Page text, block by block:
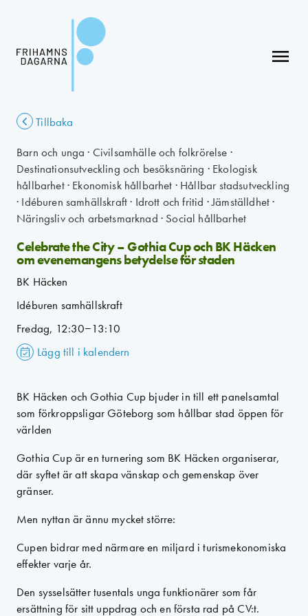
menu
Tillbaka
Barn och unga · Civilsamhälle och folkrörelse ·
Destinationsutveckling och besöksnäring · Ekologisk
hållbarhet· Ekonomisk hållbarhet · Hållbar stadsutveckling
· Idéburen samhällskraft· Idrott och fritid ·Jämställdhet·
Näringsliv och arbetsmarknad · Social hållbarhet
Celebrate the City – Gothia Cup och BK Häcken
om evenemangens betydelse för staden
BK Häcken
Idéburen samhällskraft
Fredag, 12:30–13:10
Lägg till i kalendern
BK Häcken och Gothia Cup bjuder in till ett panelsamtal
som förkroppsligar Göteborg som hållbar stad öppen för
världen
Gothia Cup är en turnering som BK Häcken organiserar,
där syftet är att skapa vänskap och gemenskap över
gränser.
Men nyttan är ännu mycket större:
Cupen bidrar med närmare en miljard i turismekonomiska
effekter varje år.
Den sysselsätter tusentals unga funktionärer som får
ersättning för sitt uppdrag och en första rad på CV:t.